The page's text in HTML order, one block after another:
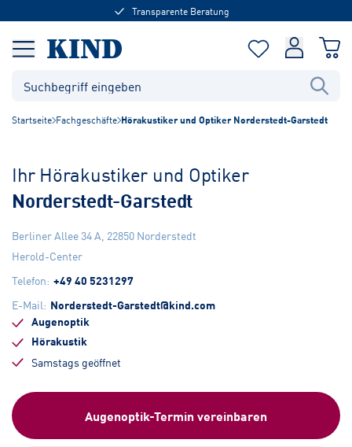
Transparente Beratung
Startseite Fachgeschäfte Hörakustiker und Optiker Norderstedt-Garstedt
Ihr Hörakustiker und Optiker
Norderstedt-Garstedt
Berliner Allee 34 A, 22850 Norderstedt
Herold-Center
Telefon: +49 40 5231297
E-Mail: Norderstedt-Garstedt@kind.com
Augenoptik
Hörakustik
Samstags geöffnet
Augenoptik-Termin vereinbaren